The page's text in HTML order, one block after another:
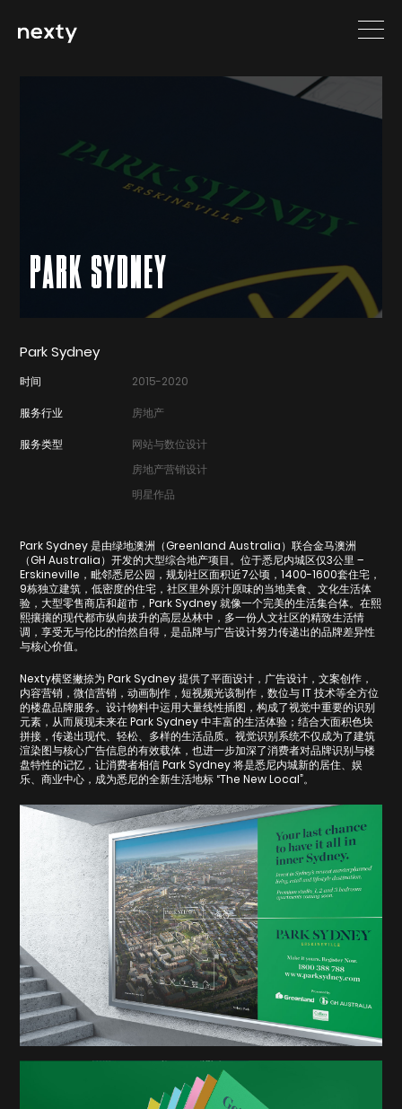
PARK SYDNEY
Park Sydney
时间 2015-2020
服务行业 房地产
服务类型
网站与数位设计
房地产营销设计
明星作品
Park Sydney 是由绿地澳洲（Greenland Australia）联合金马澳洲
（GH Australia）开发的大型综合地产项目。位于悉尼内城区仅3公里 –
Erskineville，毗邻悉尼公园，规划社区面积近7公顷，1400-1600套住宅，
9栋独立建筑，低密度的住宅，社区里外原汁原味的当地美食、文化生活体
验，大型零售商店和超市，Park Sydney 就像一个完美的生活集合体。在熙
熙攘攘的现代都市纵向拔升的高层丛林中，多一份人文社区的精致生活情
调，享受无与伦比的怡然自得，是品牌与广告设计努力传递出的品牌差异性
与核心价值。
Nexty横竖撇捺为 Park Sydney 提供了平面设计，广告设计，文案创作，
内容营销，微信营销，动画制作，短视频光该制作，数位与 IT 技术等全方位
的楼盘品牌服务。设计物料中运用大量线性插图，构成了视觉中重要的识别
元素，从而展现未来在 Park Sydney 中丰富的生活体验；结合大面积色块
拼接，传递出现代、轻松、多样的生活品质。视觉识别系统不仅成为了建筑
渲染图与核心广告信息的有效载体，也进一步加深了消费者对品牌识别与楼
盘特性的记忆，让消费者相信 Park Sydney 将是悉尼内城新的居住、娱
乐、商业中心，成为悉尼的全新生活地标 “The New Local”。